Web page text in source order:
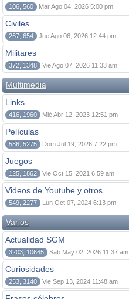
106, 560 Mar Ago 04, 2026 5:00 pm
Civiles
267, 654 Jue Ago 06, 2026 12:44 pm
Militares
372, 1348 Vie Ago 07, 2026 11:33 am
Multimedia
Links
416, 1960 Mié Abr 12, 2023 12:51 pm
Películas
586, 5275 Dom Jul 19, 2026 7:22 pm
Juegos
125, 1862 Vie Oct 15, 2021 6:59 am
Videos de Youtube y otros
549, 2277 Lun Oct 07, 2024 6:13 pm
Varios
Actualidad SGM
3203, 10665 Sab May 02, 2026 11:37 am
Curiosidades
253, 3140 Vie Sep 13, 2024 11:48 am